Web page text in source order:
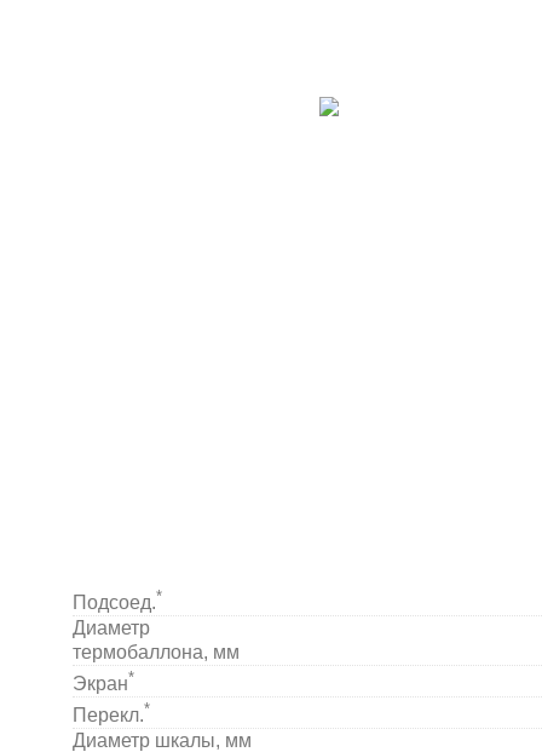
Подсоед.*
Диаметр
термобаллона, мм
Экран*
Перекл.*
Диаметр шкалы, мм